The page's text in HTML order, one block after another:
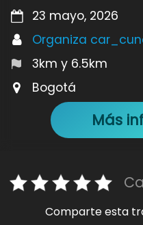
23 mayo, 2026
Organiza
3km y 6.5km
Bogotá
Más
Comparte esta